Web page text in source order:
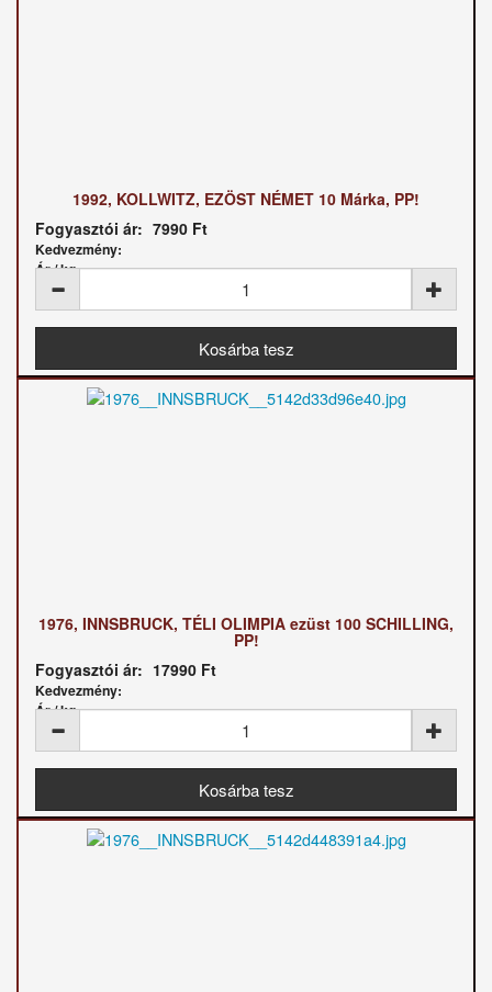
1992, KOLLWITZ, EZÖST NÉMET 10 Márka, PP!
Fogyasztói ár: 7990 Ft
Kedvezmény:
Ár / kg:
1976, INNSBRUCK, TÉLI OLIMPIA ezüst 100 SCHILLING,
PP!
Fogyasztói ár: 17990 Ft
Kedvezmény:
Ár / kg: